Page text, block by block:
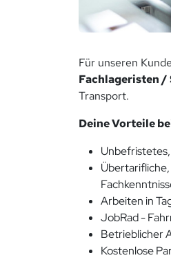
Für unseren
Fachlageristen
Transport.
Deine Vorteile
Arbeiten in
JobRad -
Betrieblicher
Kostenlose